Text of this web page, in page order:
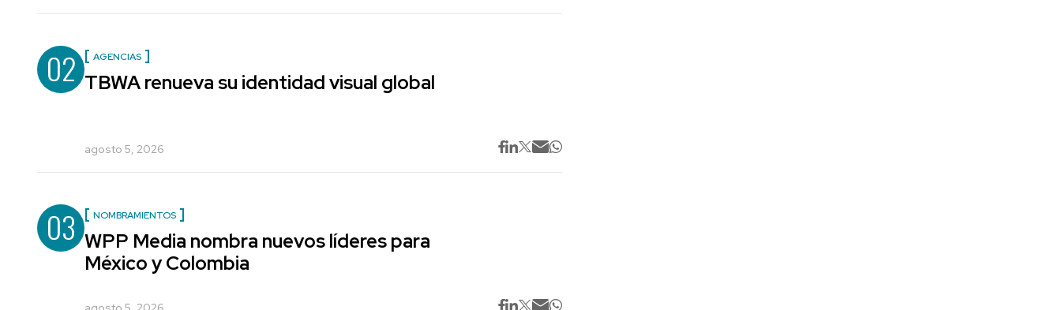
02 AGENCIAS
TBWA renueva su identidad visual global
agosto 5, 2026
03 NOMBRAMIENTOS
WPP Media nombra nuevos líderes para
México y Colombia